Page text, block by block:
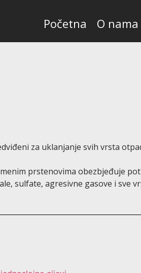
Početna O nama
za uklanjanje svih vrsta
prstenovima obezbjeđuje
sulfate, agresivne gasove i sve